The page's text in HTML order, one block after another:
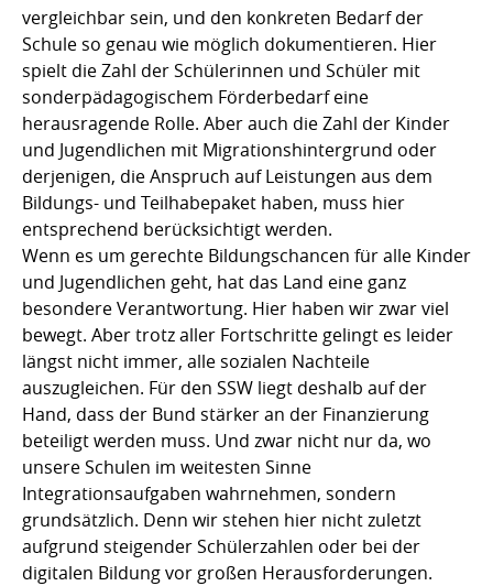
vergleichbar sein, und den konkreten Bedarf der
Schule so genau wie möglich dokumentieren. Hier
spielt die Zahl der Schülerinnen und Schüler mit
sonderpädagogischem Förderbedarf eine
herausragende Rolle. Aber auch die Zahl der Kinder
und Jugendlichen mit Migrationshintergrund oder
derjenigen, die Anspruch auf Leistungen aus dem
Bildungs- und Teilhabepaket haben, muss hier
entsprechend berücksichtigt werden.
Wenn es um gerechte Bildungschancen für alle Kinder
und Jugendlichen geht, hat das Land eine ganz
besondere Verantwortung. Hier haben wir zwar viel
bewegt. Aber trotz aller Fortschritte gelingt es leider
längst nicht immer, alle sozialen Nachteile
auszugleichen. Für den SSW liegt deshalb auf der
Hand, dass der Bund stärker an der Finanzierung
beteiligt werden muss. Und zwar nicht nur da, wo
unsere Schulen im weitesten Sinne
Integrationsaufgaben wahrnehmen, sondern
grundsätzlich. Denn wir stehen hier nicht zuletzt
aufgrund steigender Schülerzahlen oder bei der
digitalen Bildung vor großen Herausforderungen.